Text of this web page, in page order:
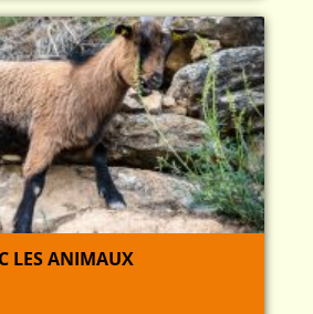
LES ANIMAUX